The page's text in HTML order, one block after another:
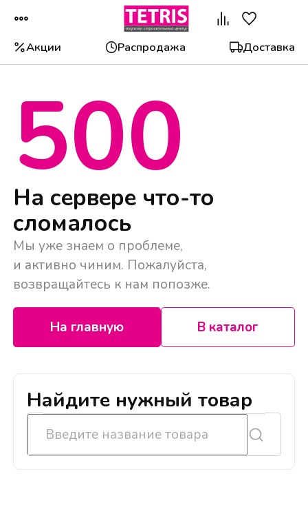
Акции Распродажа Доставка
500
На сервере что-то
сломалось
Мы уже знаем о проблеме,
и активно чиним. Пожалуйста,
возвращайтесь к нам попозже.
На главную В каталог
Найдите нужный товар